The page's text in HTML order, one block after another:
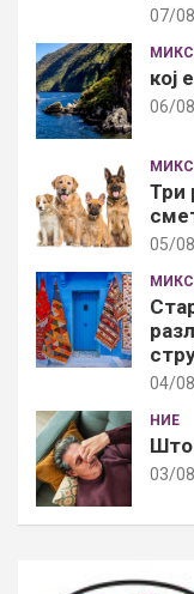
07/
кој
06/
Три
05/
04/
НИЕ
Што
03/